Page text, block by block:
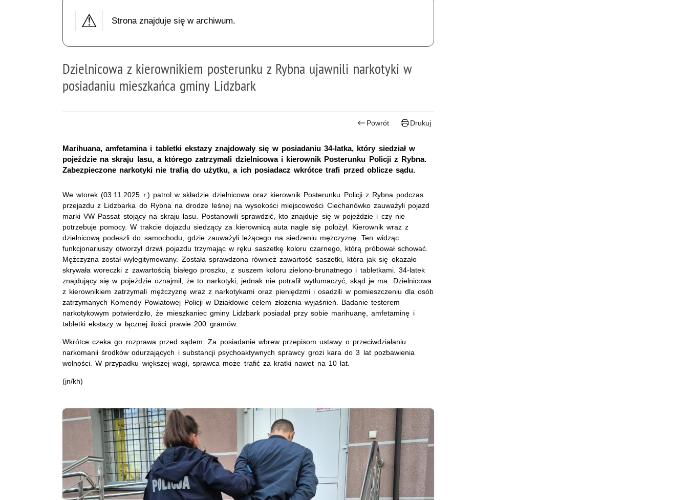
Strona znajduje się w archiwum.
Dzielnicowa z kierownikiem posterunku z Rybna ujawnili narkotyki w
posiadaniu mieszkańca gminy Lidzbark
Powrót Drukuj
Marihuana, amfetamina i tabletki ekstazy znajdowały się w posiadaniu 34-latka, który siedział w
pojeździe na skraju lasu, a którego zatrzymali dzielnicowa i kierownik Posterunku Policji z Rybna.
Zabezpieczone narkotyki nie trafią do użytku, a ich posiadacz wkrótce trafi przed oblicze sądu.
We wtorek (03.11.2025 r.) patrol w składzie dzielnicowa oraz kierownik Posterunku Policji z Rybna podczas
przejazdu z Lidzbarka do Rybna na drodze leśnej na wysokości miejscowości Ciechanówko zauważyli pojazd
marki VW Passat stojący na skraju lasu. Postanowili sprawdzić, kto znajduje się w pojeździe i czy nie
potrzebuje pomocy. W trakcie dojazdu siedzący za kierownicą auta nagle się położył. Kierownik wraz z
dzielnicową podeszli do samochodu, gdzie zauważyli leżącego na siedzeniu mężczyznę. Ten widząc
funkcjonariuszy otworzył drzwi pojazdu trzymając w ręku saszetkę koloru czarnego, którą próbował schować.
Mężczyzna został wylegitymowany. Została sprawdzona również zawartość saszetki, która jak się okazało
skrywała woreczki z zawartością białego proszku, z suszem koloru zielono-brunatnego i tabletkami. 34-latek
znajdujący się w pojeździe oznajmił, że to narkotyki, jednak nie potrafił wytłumaczyć, skąd je ma. Dzielnicowa
z kierownikiem zatrzymali mężczyznę wraz z narkotykami oraz pieniędzmi i osadzili w pomieszczeniu dla osób
zatrzymanych Komendy Powiatowej Policji w Działdowie celem złożenia wyjaśnień. Badanie testerem
narkotykowym potwierdziło, że mieszkaniec gminy Lidzbark posiadał przy sobie marihuanę, amfetaminę i
tabletki ekstazy w łącznej ilości prawie 200 gramów.
Wkrótce czeka go rozprawa przed sądem. Za posiadanie wbrew przepisom ustawy o przeciwdziałaniu
narkomanii środków odurzających i substancji psychoaktywnych sprawcy grozi kara do 3 lat pozbawienia
wolności. W przypadku większej wagi, sprawca może trafić za kratki nawet na 10 lat.
(jn/kh)